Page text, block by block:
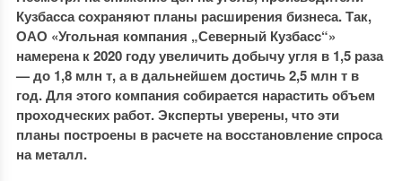
Кузбасса сохраняют планы расширения бизнеса. Так,
ОАО «Угольная компания „Северный Кузбасс“»
намерена к 2020 году увеличить добычу угля в 1,5 раза
— до 1,8 млн т, а в дальнейшем достичь 2,5 млн т в
год. Для этого компания собирается нарастить объем
проходческих работ. Эксперты уверены, что эти
планы построены в расчете на восстановление спроса
на металл.